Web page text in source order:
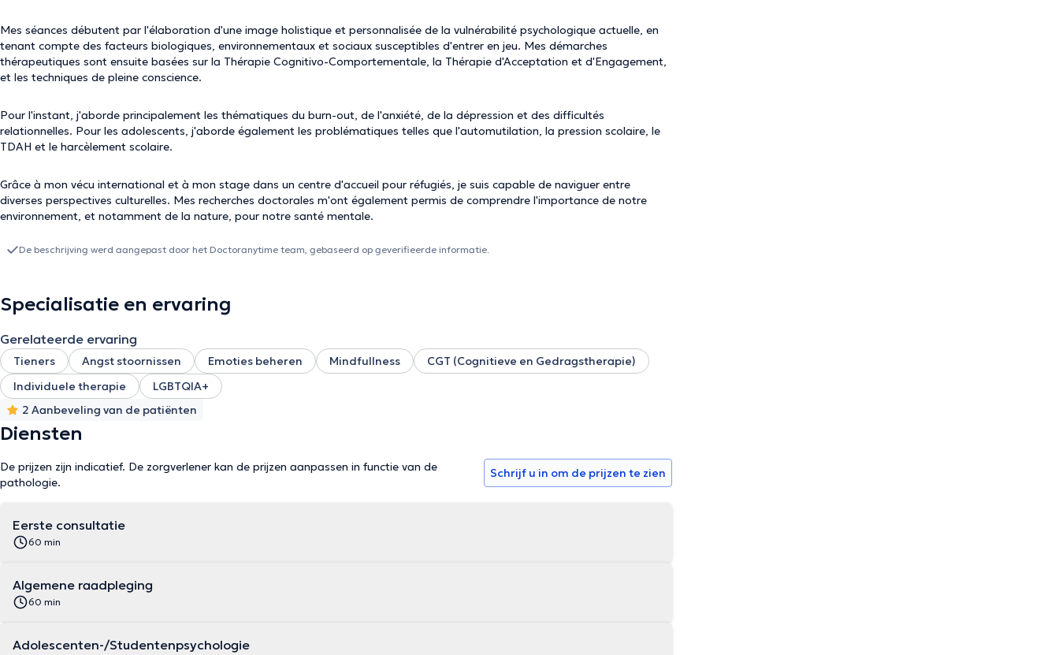
Mes séances débutent par l'élaboration d'une image holistique et personnalisée de la vulnérabilité psychologique actuelle, en
tenant compte des facteurs biologiques, environnementaux et sociaux susceptibles d'entrer en jeu. Mes démarches
thérapeutiques sont ensuite basées sur la Thérapie Cognitivo-Comportementale, la Thérapie d'Acceptation et d'Engagement,
et les techniques de pleine conscience.
Pour l'instant, j'aborde principalement les thématiques du burn-out, de l'anxiété, de la dépression et des difficultés
relationnelles. Pour les adolescents, j'aborde également les problématiques telles que l'automutilation, la pression scolaire, le
TDAH et le harcèlement scolaire.
Grâce à mon vécu international et à mon stage dans un centre d'accueil pour réfugiés, je suis capable de naviguer entre
diverses perspectives culturelles. Mes recherches doctorales m'ont également permis de comprendre l'importance de notre
environnement, et notamment de la nature, pour notre santé mentale.
De beschrijving werd aangepast door het Doctoranytime team, gebaseerd op geverifieerde informatie.
Specialisatie en ervaring
Gerelateerde ervaring
Tieners Angst stoornissen Emoties beheren Mindfullness
CGT (Cognitieve en Gedragstherapie)
Individuele therapie
LGBTQIA+
2 Aanbeveling van de patiënten
Diensten
De prijzen zijn indicatief. De zorgverlener kan de prijzen aanpassen in functie van de
pathologie.
Schrijf u in om de prijzen te zien
Eerste consultatie
60 min
Algemene raadpleging
60 min
Adolescenten-/Studentenpsychologie